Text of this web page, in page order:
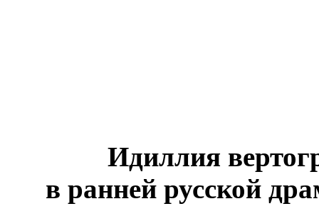
Идиллия
в ранней русской